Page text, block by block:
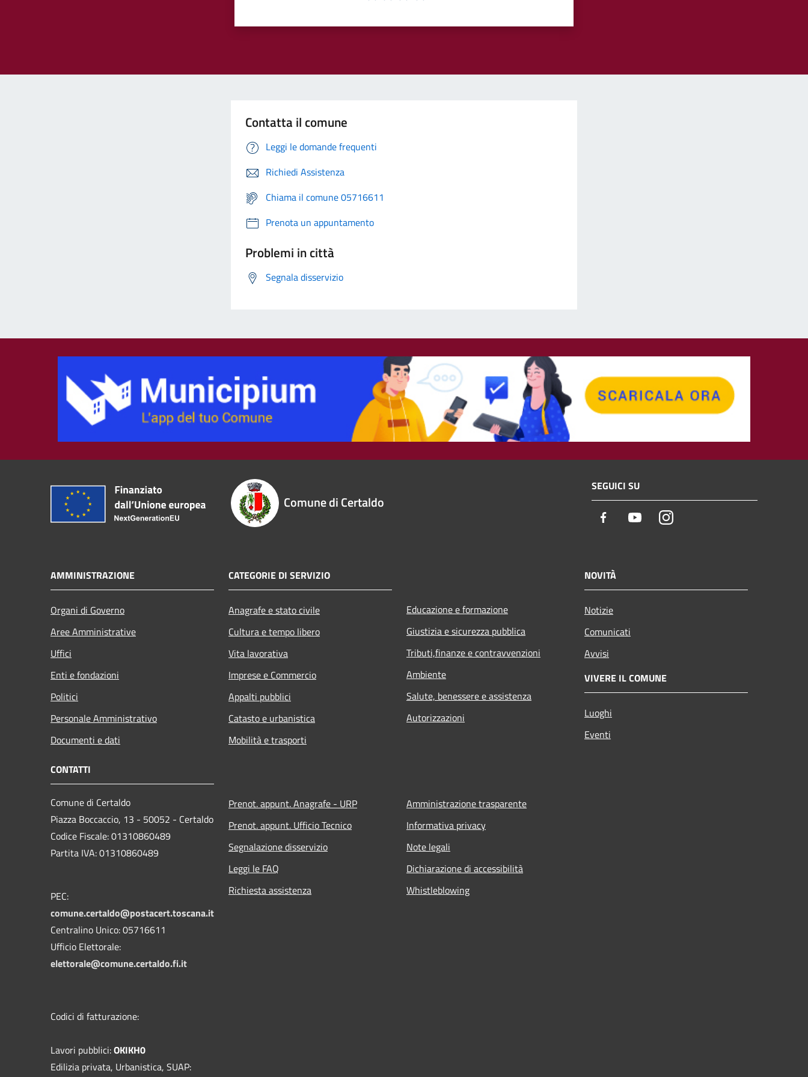
Contatta il comune
Leggi le domande frequenti
Richiedi Assistenza
Chiama il comune 05716611
Prenota un appuntamento
Problemi in città
Segnala disservizio
Comune di Certaldo
SEGUICI SU
Facebook YoutubeInstagram
AMMINISTRAZIONE
Organi di Governo
Aree Amministrative
Uffici
Enti e fondazioni
Politici
Personale Amministrativo
Documenti e dati
CATEGORIE DI SERVIZIO
Anagrafe e stato civile
Cultura e tempo libero
Vita lavorativa
Imprese e Commercio
Appalti pubblici
Catasto e urbanistica
Mobilità e trasporti
Educazione e formazione
Giustizia e sicurezza pubblica
Tributi,finanze e contravvenzioni
Ambiente
Salute, benessere e assistenza
Autorizzazioni
NOVITÀ
Notizie
Comunicati
Avvisi
VIVERE IL COMUNE
Luoghi
Eventi
CONTATTI
Comune di Certaldo
Piazza Boccaccio, 13 - 50052 - Certaldo
Codice Fiscale: 01310860489
Partita IVA: 01310860489
PEC:
comune.certaldo@postacert.toscana.it
Centralino Unico: 05716611
Ufficio Elettorale:
elettorale@comune.certaldo.fi.it
Codici di fatturazione:
Lavori pubblici:OKIKH0
Edilizia privata, Urbanistica, SUAP:
Prenot. appunt. Anagrafe - URP
Prenot. appunt. Ufficio Tecnico
Segnalazione disservizio
Leggi le FAQ
Richiesta assistenza
Amministrazione trasparente
Informativa privacy
Note legali
Dichiarazione di accessibilità
Whistleblowing